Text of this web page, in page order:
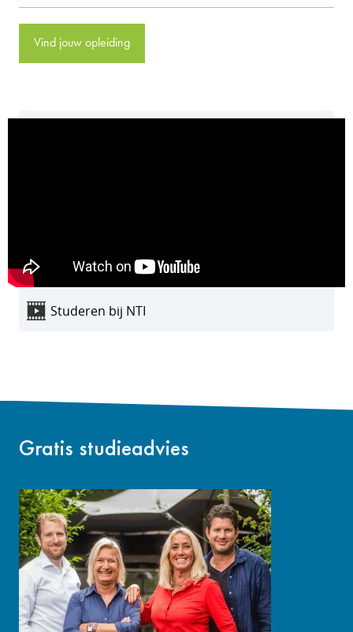
Vind jouw opleiding
Studeren bij NTI
Gratis studieadvies